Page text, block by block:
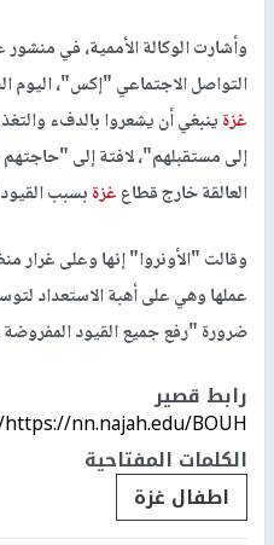
وأشارت الوكالة الأممية، في
التواصل الاجتماعي "إكس"، اليوم
غزةينبغي أن يشعروا بالدفء
إلى مستقبلهم"، لافتة إلى "حاجتهم
العالقة خارج قطاعغزةبسبب
وقالت "الأونروا" إنها وعلى غرار
عملها وهي على أهبة الاستعداد
ضرورة "رفع جميع القيود
رابط قصير
https://nn.najah.edu/BOUH/
الكلمات المفتاحية
اطفال غزة